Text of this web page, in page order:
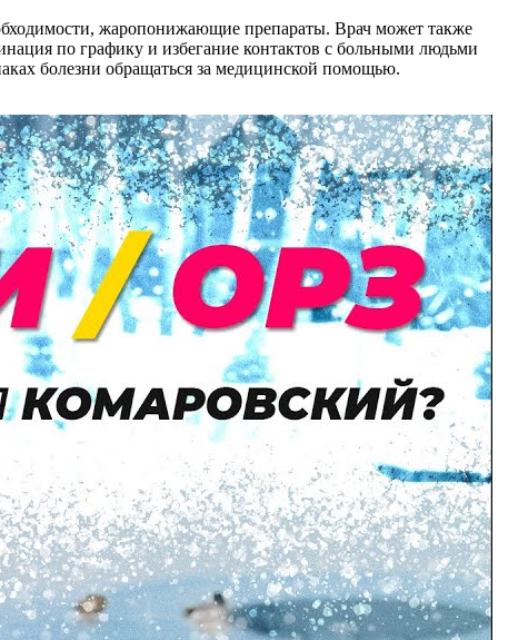
жаропонижающие препараты. Врач может также
по графику и избегание контактов с больными людьми
болезни обращаться за медицинской помощью.